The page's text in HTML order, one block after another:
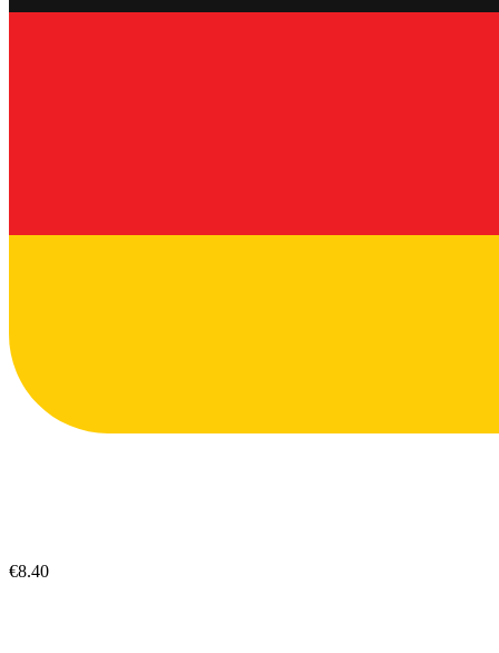
€8.40